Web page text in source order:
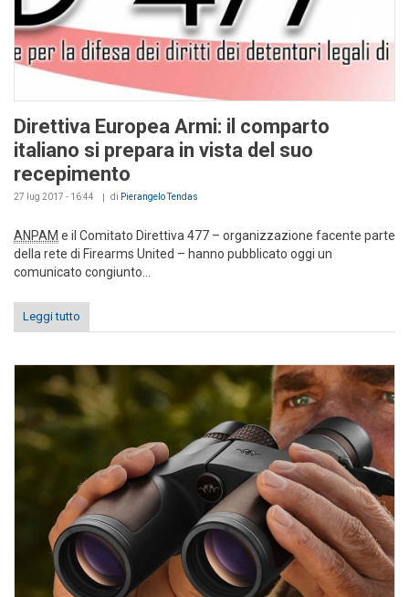
Direttiva Europea Armi: il comparto
italiano si prepara in vista del suo
recepimento
27 lug 2017 - 16:44 di Pierangelo Tendas
ANPAM e il Comitato Direttiva 477 – organizzazione facente parte
della rete di Firearms United – hanno pubblicato oggi un
comunicato congiunto...
Leggi tutto